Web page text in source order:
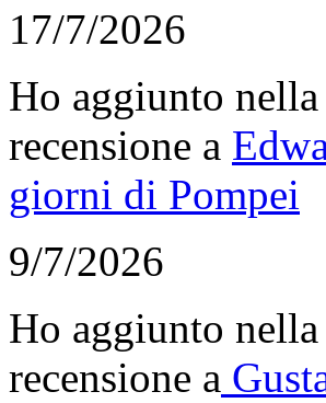
17/7/2026
Ho aggiunto nella
recensione a
giorni di Pompei
9/7/2026
Ho aggiunto nella
recensione a